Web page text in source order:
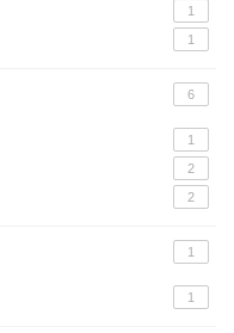
1
1
6
1
2
2
1
1